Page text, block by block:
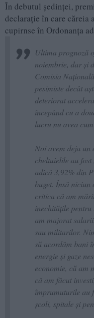
În debutul ședinței,
declarație în care
cupirnse în Ordonanța
Ultima prognoză
noiembrie, dar și
Comisia
pesimiste decât
deteriorat
începând cu a
lucru nu avea
Noi avem deja un
cheltuielile au
adică 3,92% din
buget. Însă niciun
critica că am
inechitățile
am majorat
sau militarilor.
să acordăm bani
energie și gaze
economie, că am
că am făcut
împrumuturile au
școli, spitale și